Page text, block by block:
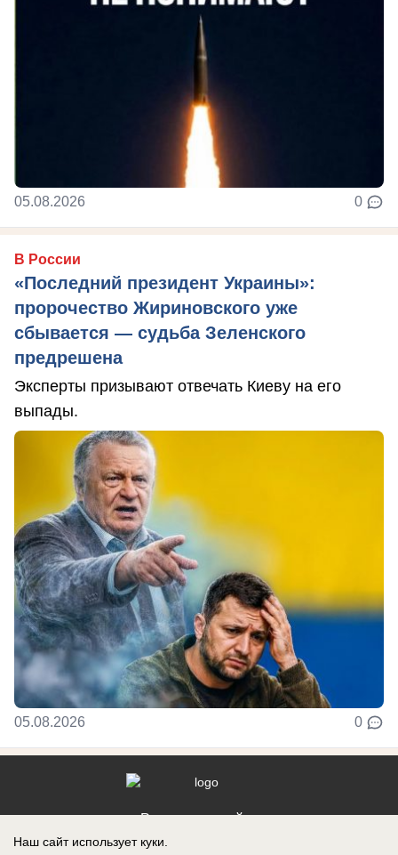
05.08.2026 0
В России
«Последний президент Украины»:
пророчество Жириновского уже
сбывается — судьба Зеленского
предрешена
Эксперты призывают отвечать Киеву на его
выпады.
05.08.2026 0
Реклама на сайте
Наш сайт использует куки.